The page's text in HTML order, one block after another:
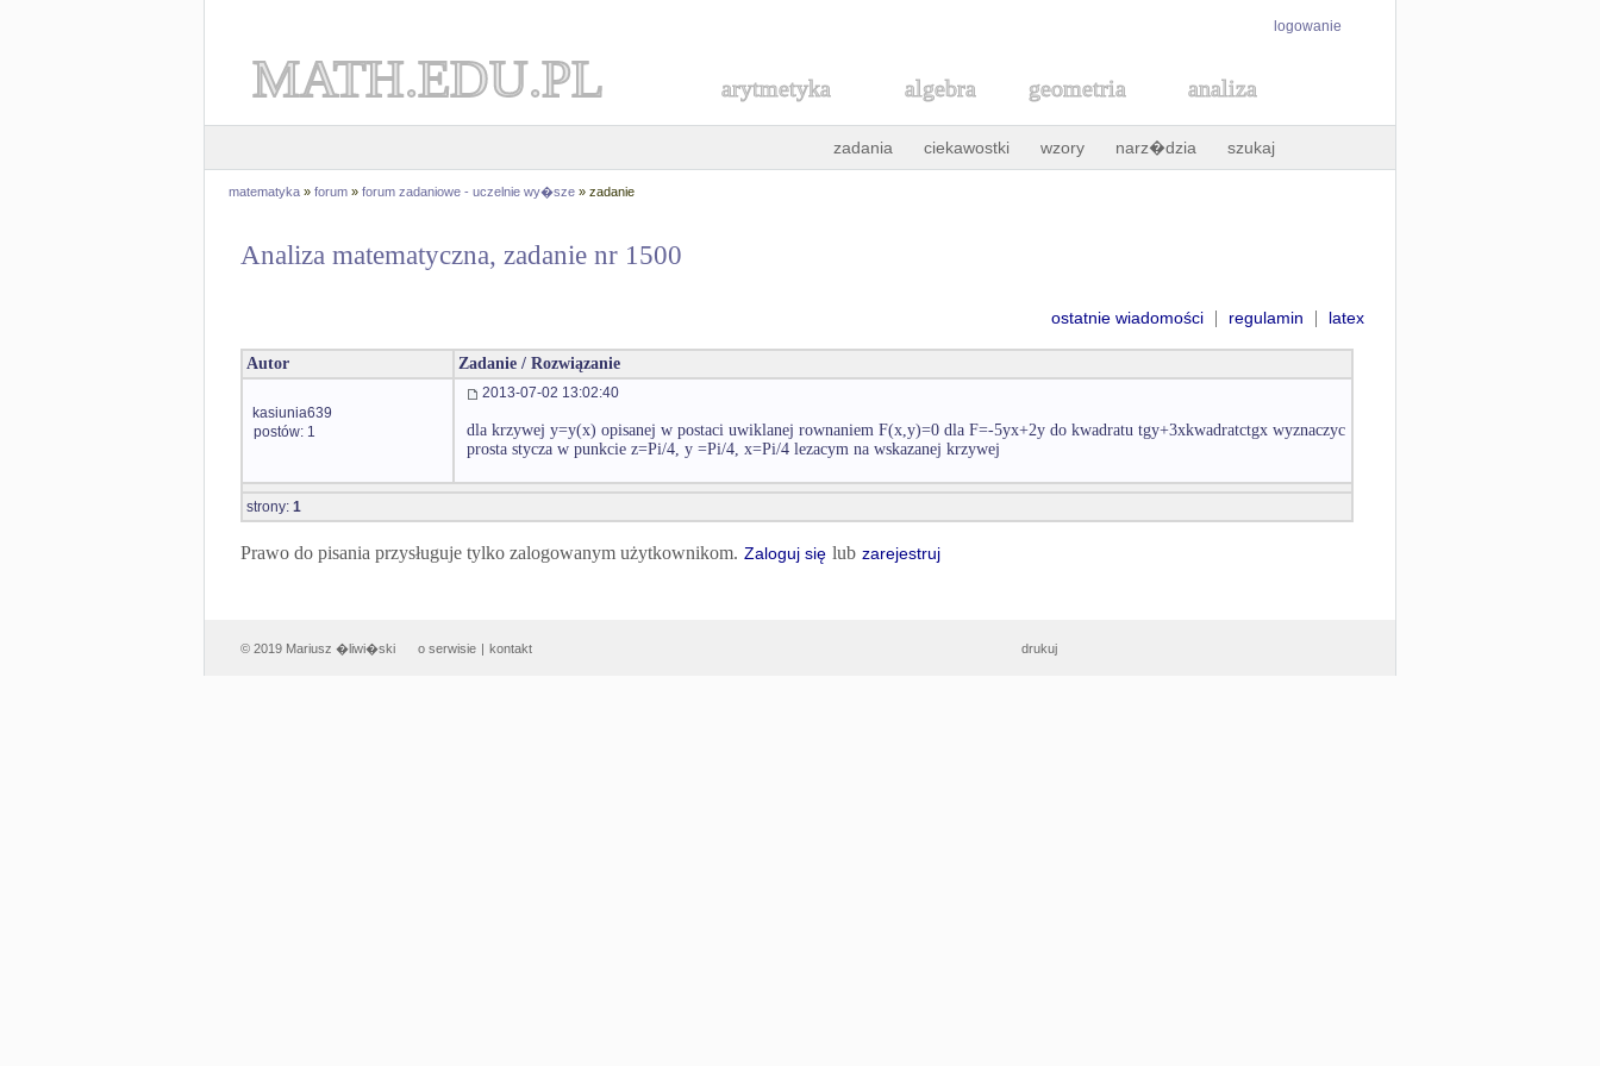
logowanie
MATH.EDU.PL arytmetyka algebra geometria analiza
zadania ciekawostki wzory narz�dzia szukaj
matematyka » forum » forum zadaniowe - uczelnie wy�sze » zadanie
Analiza matematyczna, zadanie nr 1500
ostatnie wiadomości | regulamin | latex
Autor Zadanie / Rozwiązanie
kasiunia639
postów: 1
2013-07-02 13:02:40
dla krzywej y=y(x) opisanej w postaci uwiklanej rownaniem F(x,y)=0 dla F=-5yx+2y do kwadratu tgy+3xkwadratctgx wyznaczyc
prosta stycza w punkcie z=Pi/4, y =Pi/4, x=Pi/4 lezacym na wskazanej krzywej
strony: 1
Prawo do pisania przysługuje tylko zalogowanym użytkownikom. Zaloguj się lub zarejestruj
© 2019 Mariusz �liwi�ski o serwisie | kontakt drukuj